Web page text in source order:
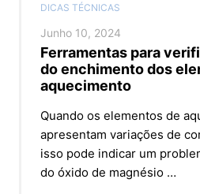
DICAS TÉCNICAS
Junho 10, 2024
Ferramentas para
do enchimento dos
aquecimento
Quando os elementos de
apresentam variações de
isso pode indicar um
do óxido de magnésio …